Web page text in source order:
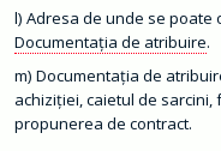
l
ă
O
r
a
ș
Adresa de unde se poate
Documentaţia de atribuire.
Documentația de
achiziției, caietul de
propunerea de contract.